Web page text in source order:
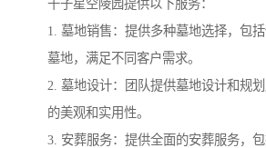
千子星空陵园提供以下服务：
1. 墓地销售：提供多种墓地选择，包
墓地，满足不同客户需求。
2. 墓地设计：团队提供墓地设计和规
的美观和实用性。
3. 安葬服务：提供全面的安葬服务，